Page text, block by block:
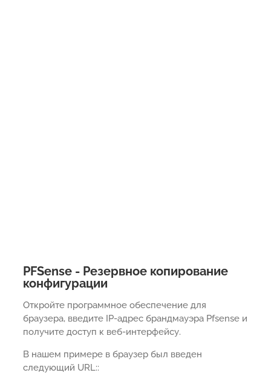
PFSense - Резервное копирование
конфигурации
Откройте программное обеспечение для
браузера, введите IP-адрес брандмауэра Pfsense и
получите доступ к веб-интерфейсу.
В нашем примере в браузер был введен
следующий URL::